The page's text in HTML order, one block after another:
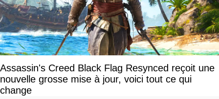
Assassin's Creed Black Flag Resynced reçoit une
nouvelle grosse mise à jour, voici tout ce qui
change